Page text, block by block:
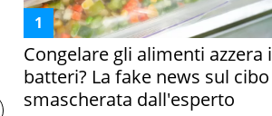
Congelare gli alimenti azzera i
batteri? La fake news sul cibo
smascherata dall'esperto